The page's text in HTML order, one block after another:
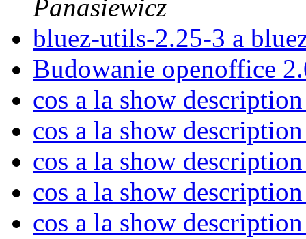
Panasiewicz
bluez-utils-2.25-3 a
Budowanie openoffice
cos a la show
cos a la show
cos a la show
cos a la show
cos a la show